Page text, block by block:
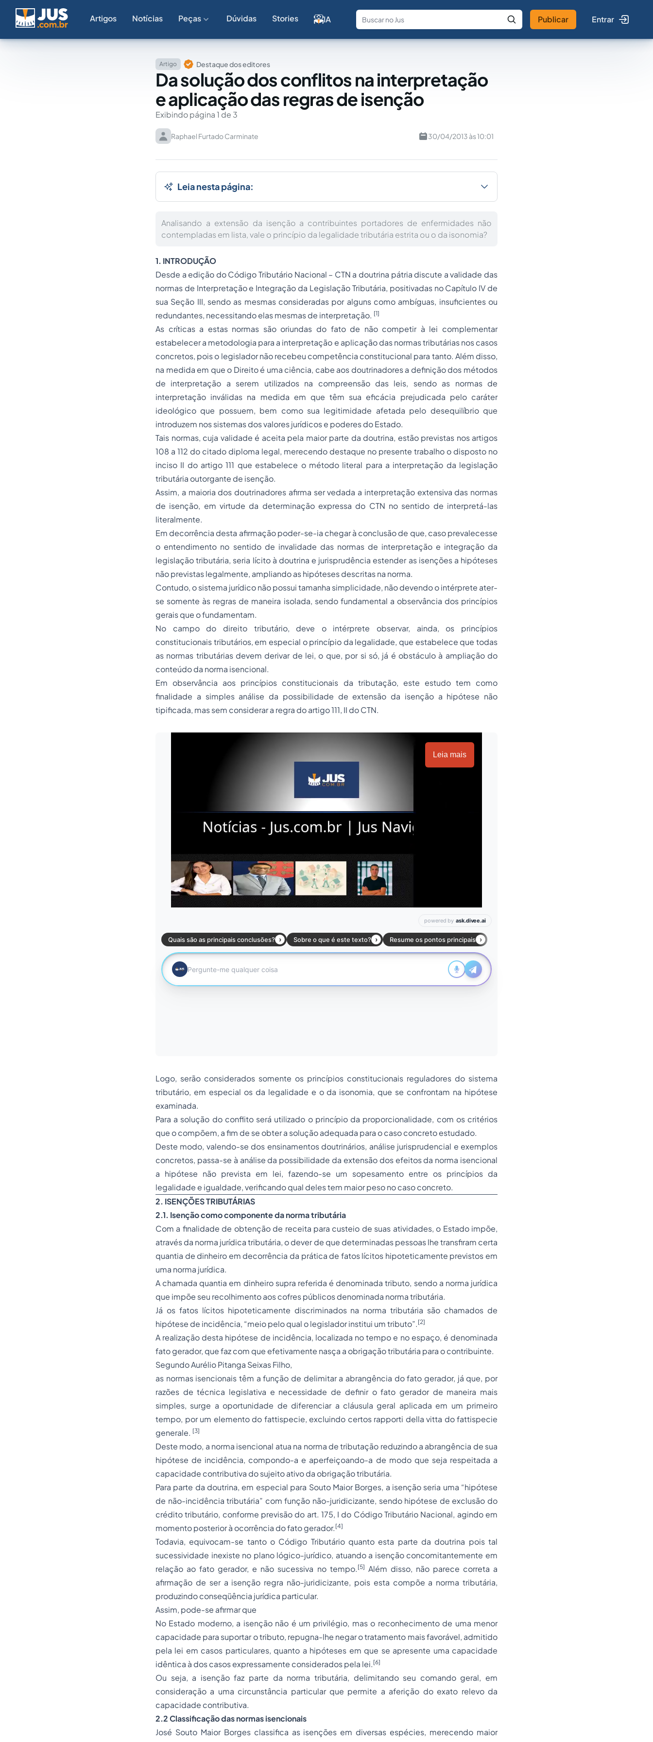
Artigos Notícias Peças Dúvidas Stories IA
Fale com a IA Buscar no Jus
Publicar Entrar
Artigo Destaque dos editores
Da solução dos conflitos na interpretação
e aplicação das regras de isenção
Exibindo página 1 de 3
Raphael Furtado Carminate 30/04/2013 às 10:01
Leia nesta página:
Analisando a extensão da isenção a contribuintes portadores de enfermidades não
contempladas em lista, vale o princípio da legalidade tributária estrita ou o da isonomia?
1. INTRODUÇÃO
Desde a edição do Código Tributário Nacional – CTN a doutrina pátria discute a validade das
normas de Interpretação e Integração da Legislação Tributária, positivadas no Capítulo IV de
sua Seção III, sendo as mesmas consideradas por alguns como ambíguas, insuficientes ou
redundantes, necessitando elas mesmas de interpretação. [1]
As críticas a estas normas são oriundas do fato de não competir à lei complementar
estabelecer a metodologia para a interpretação e aplicação das normas tributárias nos casos
concretos, pois o legislador não recebeu competência constitucional para tanto. Além disso,
na medida em que o Direito é uma ciência, cabe aos doutrinadores a definição dos métodos
de interpretação a serem utilizados na compreensão das leis, sendo as normas de
interpretação inválidas na medida em que têm sua eficácia prejudicada pelo caráter
ideológico que possuem, bem como sua legitimidade afetada pelo desequilíbrio que
introduzem nos sistemas dos valores jurídicos e poderes do Estado.
Tais normas, cuja validade é aceita pela maior parte da doutrina, estão previstas nos artigos
108 a 112 do citado diploma legal, merecendo destaque no presente trabalho o disposto no
inciso II do artigo 111 que estabelece o método literal para a interpretação da legislação
tributária outorgante de isenção.
Assim, a maioria dos doutrinadores afirma ser vedada a interpretação extensiva das normas
de isenção, em virtude da determinação expressa do CTN no sentido de interpretá-las
literalmente.
Em decorrência desta afirmação poder-se-ia chegar à conclusão de que, caso prevalecesse
o entendimento no sentido de invalidade das normas de interpretação e integração da
legislação tributária, seria lícito à doutrina e jurisprudência estender as isenções a hipóteses
não previstas legalmente, ampliando as hipóteses descritas na norma.
Contudo, o sistema jurídico não possui tamanha simplicidade, não devendo o intérprete ater-
se somente às regras de maneira isolada, sendo fundamental a observância dos princípios
gerais que o fundamentam.
No campo do direito tributário, deve o intérprete observar, ainda, os princípios
constitucionais tributários, em especial o princípio da legalidade, que estabelece que todas
as normas tributárias devem derivar de lei, o que, por si só, já é obstáculo à ampliação do
conteúdo da norma isencional.
Em observância aos princípios constitucionais da tributação, este estudo tem como
finalidade a simples análise da possibilidade de extensão da isenção a hipótese não
tipificada, mas sem considerar a regra do artigo 111, II do CTN.
Leia mais
Logo, serão considerados somente os princípios constitucionais reguladores do sistema
tributário, em especial os da legalidade e o da isonomia, que se confrontam na hipótese
examinada.
Para a solução do conflito será utilizado o princípio da proporcionalidade, com os critérios
que o compõem, a fim de se obter a solução adequada para o caso concreto estudado.
Deste modo, valendo-se dos ensinamentos doutrinários, análise jurisprudencial e exemplos
concretos, passa-se à análise da possibilidade da extensão dos efeitos da norma isencional
a hipótese não prevista em lei, fazendo-se um sopesamento entre os princípios da
legalidade e igualdade, verificando qual deles tem maior peso no caso concreto.
2. ISENÇÕES TRIBUTÁRIAS
2.1. Isenção como componente da norma tributária
Com a finalidade de obtenção de receita para custeio de suas atividades, o Estado impõe,
através da norma jurídica tributária, o dever de que determinadas pessoas lhe transfiram certa
quantia de dinheiro em decorrência da prática de fatos lícitos hipoteticamente previstos em
uma norma jurídica.
A chamada quantia em dinheiro supra referida é denominada tributo, sendo a norma jurídica
que impõe seu recolhimento aos cofres públicos denominada norma tributária.
Já os fatos lícitos hipoteticamente discriminados na norma tributária são chamados de
hipótese de incidência, “meio pelo qual o legislador institui um tributo”. [2]
A realização desta hipótese de incidência, localizada no tempo e no espaço, é denominada
fato gerador, que faz com que efetivamente nasça a obrigação tributária para o contribuinte.
Segundo Aurélio Pitanga Seixas Filho,
as normas isencionais têm a função de delimitar a abrangência do fato gerador, já que, por
razões de técnica legislativa e necessidade de definir o fato gerador de maneira mais
simples, surge a oportunidade de diferenciar a cláusula geral aplicada em um primeiro
tempo, por um elemento do fattispecie, excluindo certos rapporti della vitta do fattispecie
generale. [3]
Deste modo, a norma isencional atua na norma de tributação reduzindo a abrangência de sua
hipótese de incidência, compondo-a e aperfeiçoando-a de modo que seja respeitada a
capacidade contributiva do sujeito ativo da obrigação tributária.
Para parte da doutrina, em especial para Souto Maior Borges, a isenção seria uma “hipótese
de não-incidência tributária” com função não-juridicizante, sendo hipótese de exclusão do
crédito tributário, conforme previsão do art. 175, I do Código Tributário Nacional, agindo em
momento posterior à ocorrência do fato gerador. [4]
Todavia, equivocam-se tanto o Código Tributário quanto esta parte da doutrina pois tal
sucessividade inexiste no plano lógico-jurídico, atuando a isenção concomitantemente em
relação ao fato gerador, e não sucessiva no tempo. [5] Além disso, não parece correta a
afirmação de ser a isenção regra não-juridicizante, pois esta compõe a norma tributária,
produzindo conseqüência jurídica particular.
Assim, pode-se afirmar que
No Estado moderno, a isenção não é um privilégio, mas o reconhecimento de uma menor
capacidade para suportar o tributo, repugna-lhe negar o tratamento mais favorável, admitido
pela lei em casos particulares, quanto a hipóteses em que se apresente uma capacidade
idêntica à dos casos expressamente considerados pela lei. [6]
Ou seja, a isenção faz parte da norma tributária, delimitando seu comando geral, em
consideração a uma circunstância particular que permite a aferição do exato relevo da
capacidade contributiva.
2.2 Classificação das normas isencionais
José Souto Maior Borges classifica as isenções em diversas espécies, merecendo maior